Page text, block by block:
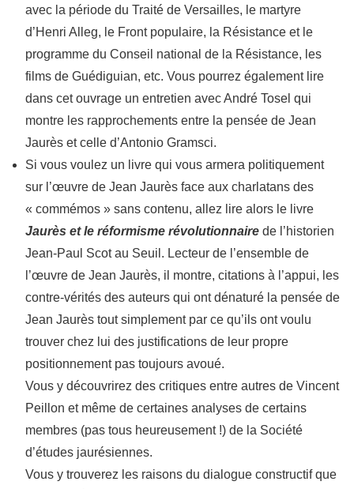
avec la période du Traité de Versailles, le martyre
d’Henri Alleg, le Front populaire, la Résistance et le
programme du Conseil national de la Résistance, les
films de Guédiguian, etc. Vous pourrez également lire
dans cet ouvrage un entretien avec André Tosel qui
montre les rapprochements entre la pensée de Jean
Jaurès et celle d’Antonio Gramsci.
Si vous voulez un livre qui vous armera politiquement
sur l’œuvre de Jean Jaurès face aux charlatans des
« commémos » sans contenu, allez lire alors le livre
Jaurès et le réformisme révolutionnaire de l’historien
Jean-Paul Scot au Seuil. Lecteur de l’ensemble de
l’œuvre de Jean Jaurès, il montre, citations à l’appui, les
contre-vérités des auteurs qui ont dénaturé la pensée de
Jean Jaurès tout simplement par ce qu’ils ont voulu
trouver chez lui des justifications de leur propre
positionnement pas toujours avoué.
Vous y découvrirez des critiques entre autres de Vincent
Peillon et même de certaines analyses de certains
membres (pas tous heureusement !) de la Société
d’études jaurésiennes.
Vous y trouverez les raisons du dialogue constructif que